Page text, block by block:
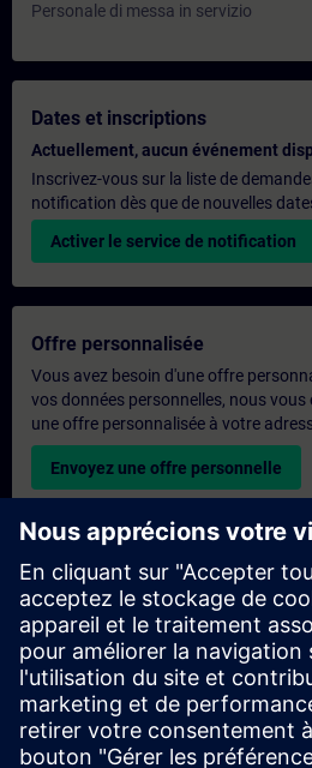
Personale di messa in servizio
Dates et inscriptions
Actuellement, aucun événement
Inscrivez-vous sur la liste de
notification dès que de nouvelles
Activer le service de notification
Offre personnalisée
Vous avez besoin d'une offre
vos données personnelles, nous
une offre personnalisée à votre
Envoyez une offre personnelle
Demande de formation exclusive
Veuillez remplir le formulaire ci-
obtenir un devis pour une formation
site, en ligne ou dans notre centre de
type de demande convient aux
personnes ou plus). Après avoir
besoins en matière de formation,
notre part.